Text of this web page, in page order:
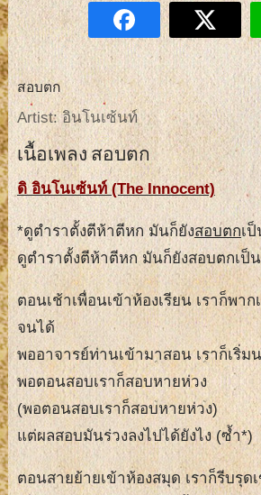
สอบตก
Artist: อินโนเซ้นท์
เนื้อเพลง สอบตก
ดิ อินโนเซ้นท์ (The Innocent)
*ดูตำราตั้งตีห้าตีหก มันก็ยังสอบตกเ
ดูตำราตั้งตีห้าตีหก มันก็ยังสอบตกเป็น
ตอนเช้าเพื่อนเข้าห้องเรียน เราก็พาก
จนได้
พออาจารย์ท่านเข้ามาสอน เราก็เริ่
พอตอนสอบเราก็สอบหายห่วง
(พอตอนสอบเราก็สอบหายห่วง)
แต่ผลสอบมันร่วงลงไปได้ยังไง (ซ้ำ*)
ตอนสายย้ายเข้าห้องสมุด เราก็รีบรุด